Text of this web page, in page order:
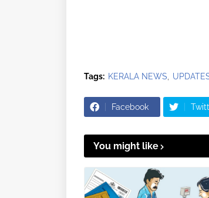
Tags: KERALA NEWS
Facebook
You might like